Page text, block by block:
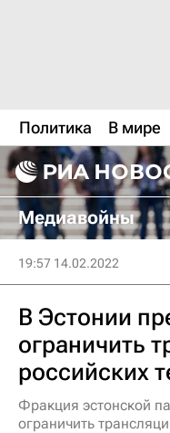
Политика В мире
Медиавойны
19:57 14.02.2022
В Эстонии
ограничить
российских
Фракция эстонской
ограничить